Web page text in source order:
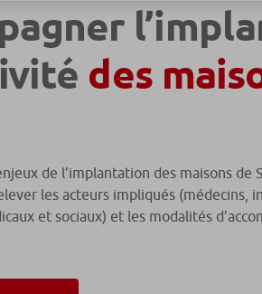
des
de l’implantation des maisons de
les acteurs impliqués (médecins,
et sociaux) et les modalités